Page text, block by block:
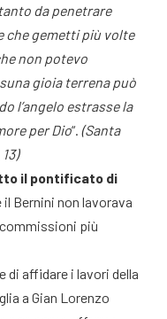
da penetrare
che gemetti più volte
non potevo
gioia terrena può
l’angelo estrasse la
per Dio“. (Santa
il pontificato di
Bernini non lavorava
più
di affidare i lavori della
a Gian Lorenzo